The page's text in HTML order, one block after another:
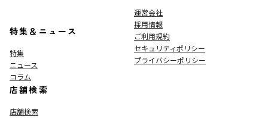
特集＆ニュース
特集
ニュース
コラム
店舗検索
店舗検索
運営会社
採用情報
ご利用規約
セキュリティポリシー
プライバシーポリシー